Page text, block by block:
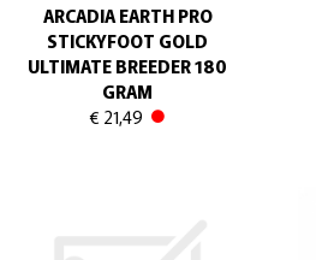
ARCADIA EARTH PRO
STICKYFOOT GOLD
ULTIMATE BREEDER 180
GRAM
€ 21,49